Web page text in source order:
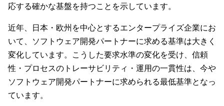
応する確かな基盤を持つことを示しています。
近年、日本・欧州を中心とするエンタープライズ企業にお
いて、ソフトウェア開発パートナーに求める基準は大きく
変化しています。こうした要求水準の変化を受け、信頼
性・プロセスのトレーサビリティ・運用の一貫性は、今や
ソフトウェア開発パートナーに求められる最低基準となっ
ています。